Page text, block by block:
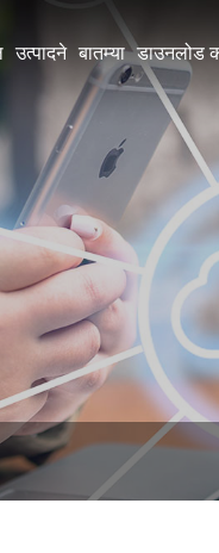
उत्पादने बातम्या डाउनलोड